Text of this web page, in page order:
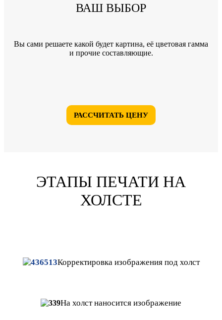
ВАШ ВЫБОР
Вы сами решаете какой будет картина, её цветовая гамма
и прочие составляющие.
РАССЧИТАТЬ ЦЕНУ
ЭТАПЫ ПЕЧАТИ НА
ХОЛСТЕ
Корректировкаизображения под холст
На холст наносится изображение